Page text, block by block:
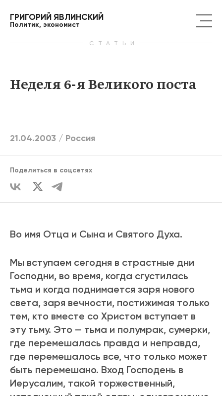
ГРИГОРИЙ ЯВЛИНСКИЙ
Политик, экономист
СТАТЬИ
Неделя 6-я Великого поста
21.04.2003 / Россия
Поделиться в соцсетях
Во имя Отца и Сына и Святого Духа.
Мы вступаем сегодня в страстные дни
Господни, во время, когда сгустилась
тьма и когда поднимается заря нового
света, заря вечности, постижимая только
тем, кто вместе со Христом вступает в
эту тьму. Это — тьма и полумрак, сумерки,
где перемешалась правда и неправда,
где перемешалось все, что только может
быть перемешано. Вход Господень в
Иерусалим, такой торжественный,